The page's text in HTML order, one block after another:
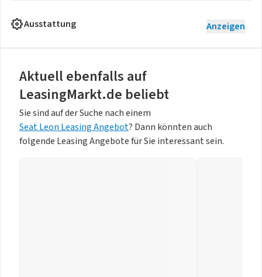
Ausstattung Anzeigen
Aktuell ebenfalls auf
LeasingMarkt.de beliebt
Sie sind auf der Suche nach einem
Seat Leon Leasing Angebot? Dann könnten auch
folgende Leasing Angebote für Sie interessant sein.